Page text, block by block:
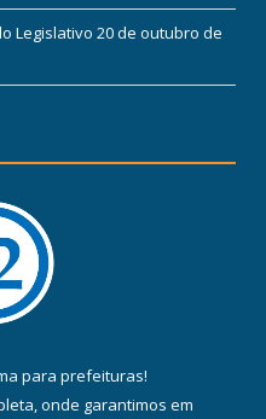
Legislativo 20 de outubro de
para prefeituras!
onde garantimos em